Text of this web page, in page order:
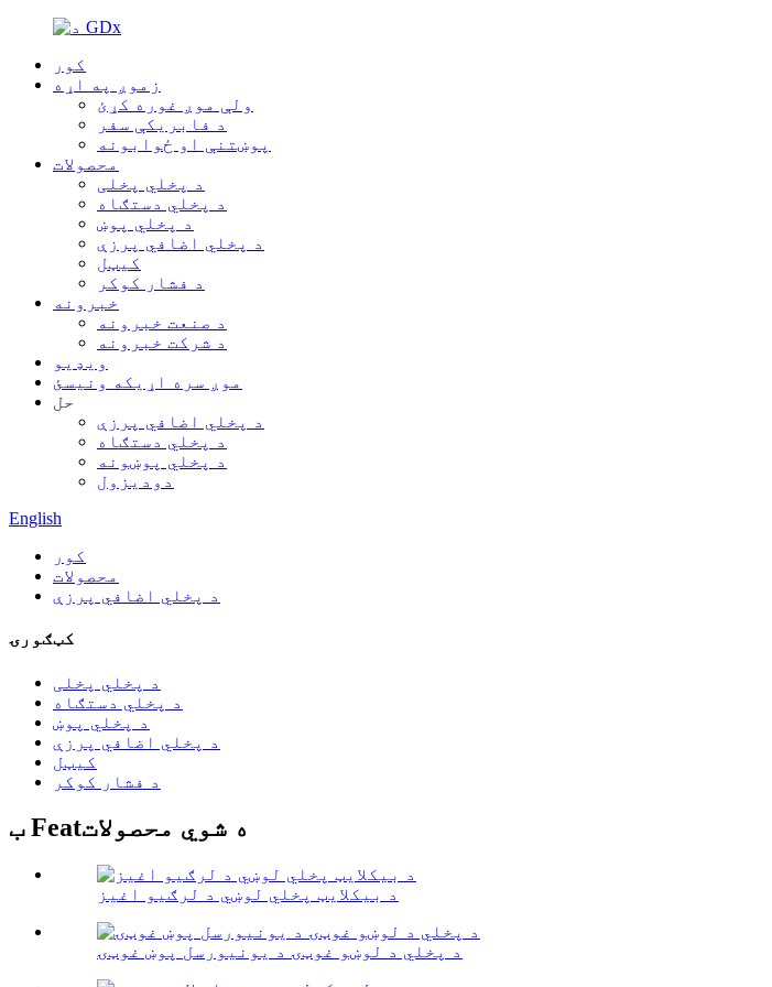
کور
زموږ په اړه
ولې موږ غوره کړئ
د فابریکې سفر
پوښتنې او ځوابونه
محصولات
د پخلي پخلی
د پخلي دستګاه
د پخلي پوښ
د پخلي اضافي پرزې
کیټل
د فشار کوکر
خبرونه
د صنعت خبرونه
د شرکت خبرونه
ویډیو
موږ سره اړیکه ونیسئ
حل
د پخلي اضافي پرزې
د پخلي دستګاه
د پخلي پوښونه
دودیزول
English
کور
محصولات
د پخلي اضافي پرزې
کټګورۍ
د پخلي پخلی
د پخلي دستګاه
د پخلي پوښ
د پخلي اضافي پرزې
کیټل
د فشار کوکر
ب Featه شوي محصولات
د بیکلایټ پخلي لوښي د لرګیو اغیز
د پخلي د لوښو غوټۍ د یونیورسل پوښ غوټۍ